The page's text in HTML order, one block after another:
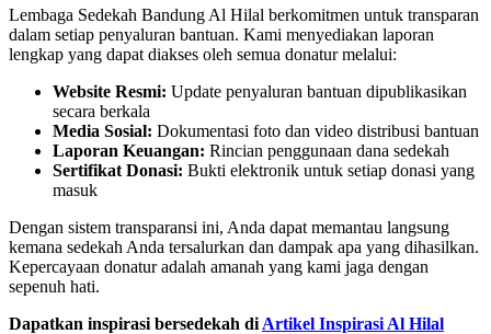
Lembaga Sedekah Bandung Al Hilal berkomitmen untuk transparan
dalam setiap penyaluran bantuan. Kami menyediakan laporan
lengkap yang dapat diakses oleh semua donatur melalui:
Website Resmi: Update penyaluran bantuan dipublikasikan
secara berkala
Media Sosial: Dokumentasi foto dan video distribusi bantuan
Laporan Keuangan: Rincian penggunaan dana sedekah
Sertifikat Donasi: Bukti elektronik untuk setiap donasi yang
masuk
Dengan sistem transparansi ini, Anda dapat memantau langsung
kemana sedekah Anda tersalurkan dan dampak apa yang dihasilkan.
Kepercayaan donatur adalah amanah yang kami jaga dengan
sepenuh hati.
Dapatkan inspirasi bersedekah di Artikel Inspirasi Al Hilal